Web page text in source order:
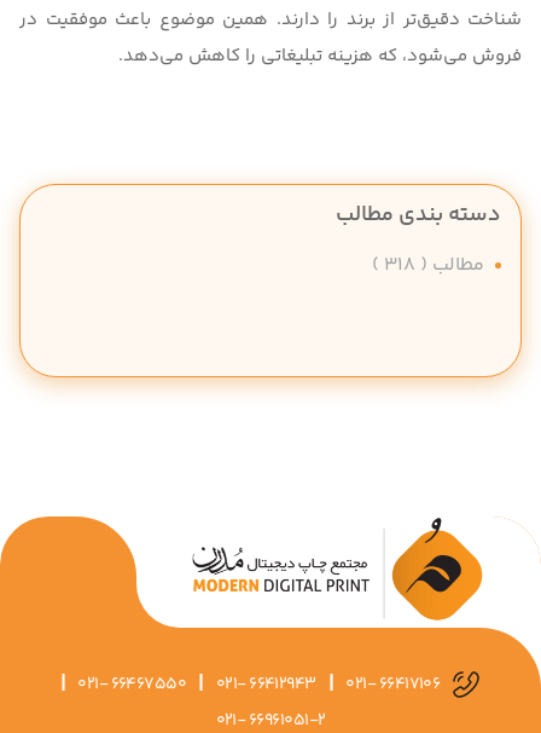
شناخت دقیق‌تر از برند را دارند. همین موضوع باعث موفقیت در
فروش می‌شود، که هزینه تبلیغاتی را کاهش می‌دهد.
دسته بندی مطالب
مطالب ( 318 )
021- 66417106
|
021- 66412943
|
021- 66467550
|
021- 66961051-2